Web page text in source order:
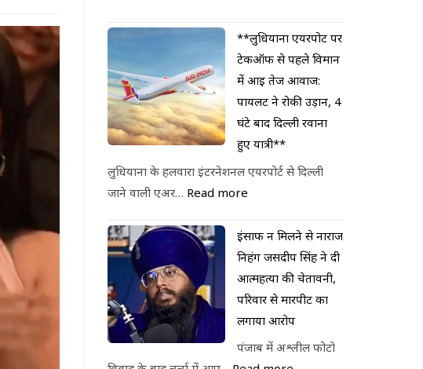
**लुधियाना एयरपोर्ट पर
टेकऑफ से पहले विमान
में आई तेज आवाज:
पायलट ने रोकी उड़ान, 4
घंटे बाद दिल्ली रवाना
हुए यात्री**
लुधियाना के हलवारा इंटरनेशनल एयरपोर्ट से दिल्ली
जाने वाली एअर… Read more
इंसाफ न मिलने से नाराज
निहंग जसदीप सिंह ने दी
आत्महत्या की चेतावनी,
परिवार से मारपीट का
लगाया आरोप
पंजाब में अश्लील फोटो